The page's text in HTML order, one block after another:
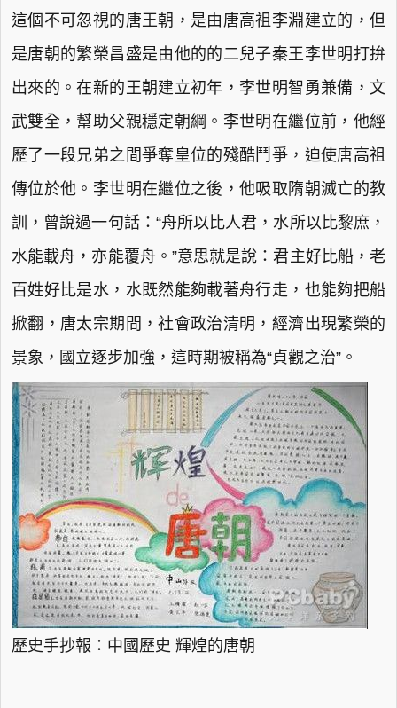
這個不可忽視的唐王朝，是由唐高祖李淵建立的，但
是唐朝的繁榮昌盛是由他的的二兒子秦王李世明打拚
出來的。在新的王朝建立初年，李世明智勇兼備，文
武雙全，幫助父親穩定朝綱。李世明在繼位前，他經
歷了一段兄弟之間爭奪皇位的殘酷鬥爭，迫使唐高祖
傳位於他。李世明在繼位之後，他吸取隋朝滅亡的教
訓，曾說過一句話：“舟所以比人君，水所以比黎庶，
水能載舟，亦能覆舟。”意思就是說：君主好比船，老
百姓好比是水，水既然能夠載著舟行走，也能夠把船
掀翻，唐太宗期間，社會政治清明，經濟出現繁榮的
景象，國立逐步加強，這時期被稱為“貞觀之治”。
歷史手抄報：中國歷史 輝煌的唐朝